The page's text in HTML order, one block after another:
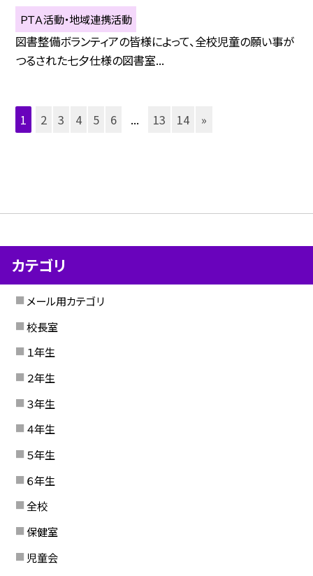
ＰＴＡ活動・地域連携活動
図書整備ボランティアの皆様によって、全校児童の願い事が
つるされた七夕仕様の図書室...
1 2 3 4 5 6 ... 13 14 »
カテゴリ
メール用カテゴリ
校長室
１年生
２年生
３年生
４年生
５年生
６年生
全校
保健室
児童会